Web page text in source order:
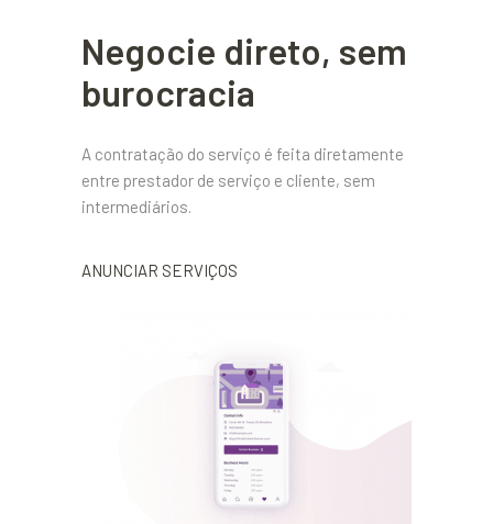
Negocie direto, sem
burocracia
A contratação do serviço é feita diretamente
entre prestador de serviço e cliente, sem
intermediários.
ANUNCIAR SERVIÇOS